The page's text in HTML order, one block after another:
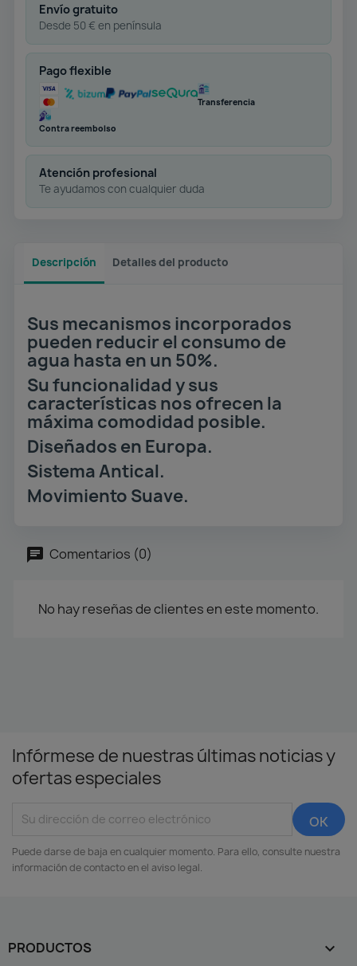
Envío gratuito
Desde 50 € en península
Pago flexible
Transferencia
Contra reembolso
Atención profesional
Te ayudamos con cualquier duda
Descripción Detalles del producto
Sus mecanismos incorporados
pueden reducir el consumo de
agua hasta en un 50%.
Su funcionalidad y sus
características nos ofrecen la
máxima comodidad posible.
Diseñados en Europa.
Sistema Antical.
Movimiento Suave.
Comentarios (0)
No hay reseñas de clientes en este momento.
Infórmese de nuestras últimas noticias y
ofertas especiales
Puede darse de baja en cualquier momento. Para ello, consulte nuestra
información de contacto en el aviso legal.
PRODUCTOS 